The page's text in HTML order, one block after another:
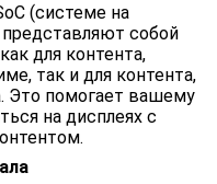
(системе на
представляют собой
для контента,
так и для контента,
Это помогает вашему
на дисплеях с